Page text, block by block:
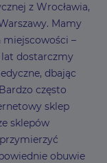
z Wrocławia,
Mamy
–
dostarczmy
dbając
często
sklep
sklepów
obuwie